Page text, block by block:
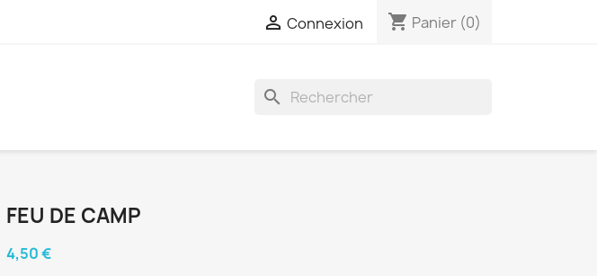
 Connexion shopping_cart Panier (0)
search
FEU DE CAMP
4,50 €